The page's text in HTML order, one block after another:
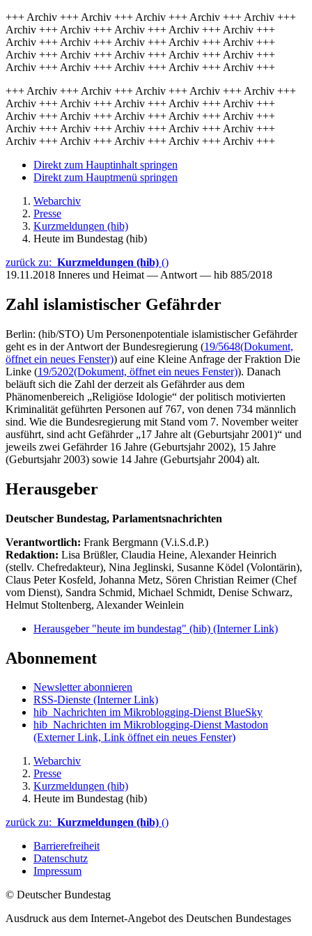
+++ Archiv +++ Archiv +++ Archiv +++ Archiv +++ Archiv +++
Archiv +++ Archiv +++ Archiv +++ Archiv +++ Archiv +++
Archiv +++ Archiv +++ Archiv +++ Archiv +++ Archiv +++
Archiv +++ Archiv +++ Archiv +++ Archiv +++ Archiv +++
Archiv +++ Archiv +++ Archiv +++ Archiv +++ Archiv +++
+++ Archiv +++ Archiv +++ Archiv +++ Archiv +++ Archiv +++
Archiv +++ Archiv +++ Archiv +++ Archiv +++ Archiv +++
Archiv +++ Archiv +++ Archiv +++ Archiv +++ Archiv +++
Archiv +++ Archiv +++ Archiv +++ Archiv +++ Archiv +++
Archiv +++ Archiv +++ Archiv +++ Archiv +++ Archiv +++
Direkt zum Hauptinhalt springen
Direkt zum Hauptmenü springen
Webarchiv
Presse
Kurzmeldungen (hib)
Heute im Bundestag (hib)
zurück zu: Kurzmeldungen (hib) ()
19.11.2018 Inneres und Heimat — Antwort — hib 885/2018
Zahl islamistischer Gefährder
Berlin: (hib/STO) Um Personenpotentiale islamistischer Gefährder
geht es in der Antwort der Bundesregierung (19/5648(Dokument,
öffnet ein neues Fenster)) auf eine Kleine Anfrage der Fraktion Die
Linke (19/5202(Dokument, öffnet ein neues Fenster)). Danach
beläuft sich die Zahl der derzeit als Gefährder aus dem
Phänomenbereich „Religiöse Idologie“ der politisch motivierten
Kriminalität geführten Personen auf 767, von denen 734 männlich
sind. Wie die Bundesregierung mit Stand vom 7. November weiter
ausführt, sind acht Gefährder „17 Jahre alt (Geburtsjahr 2001)“ und
jeweils zwei Gefährder 16 Jahre (Geburtsjahr 2002), 15 Jahre
(Geburtsjahr 2003) sowie 14 Jahre (Geburtsjahr 2004) alt.
Herausgeber
Deutscher Bundestag, Parlamentsnachrichten
Verantwortlich: Frank Bergmann (V.i.S.d.P.)
Redaktion: Lisa Brüßler, Claudia Heine, Alexander Heinrich
(stellv. Chefredakteur), Nina Jeglinski, Susanne Ködel (Volontärin),
Claus Peter Kosfeld, Johanna Metz, Sören Christian Reimer (Chef
vom Dienst), Sandra Schmid, Michael Schmidt, Denise Schwarz,
Helmut Stoltenberg, Alexander Weinlein
Herausgeber "heute im bundestag" (hib) (Interner Link)
Abonnement
Newsletter abonnieren
RSS-Dienste (Interner Link)
hib_Nachrichten im Mikroblogging-Dienst BlueSky
hib_Nachrichten im Mikroblogging-Dienst Mastodon
(Externer Link, Link öffnet ein neues Fenster)
Webarchiv
Presse
Kurzmeldungen (hib)
Heute im Bundestag (hib)
zurück zu: Kurzmeldungen (hib) ()
Barrierefreiheit
Datenschutz
Impressum
© Deutscher Bundestag
Ausdruck aus dem Internet-Angebot des Deutschen Bundestages